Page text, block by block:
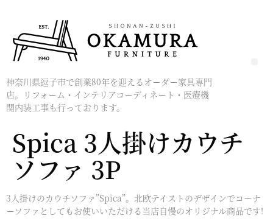
神奈川県逗子市で創業80年を迎えるオーダー家具専門
店。リフォーム・インテリアコーディネート・医療機
関内装工事も行っております。
Spica 3人掛けカウチ
ソファ 3P
3人掛けのカウチソファ”Spica”。北欧テイストのデザインでコーナ
ーソファとしてもお使いいただける当店自慢のオリジナル商品です!